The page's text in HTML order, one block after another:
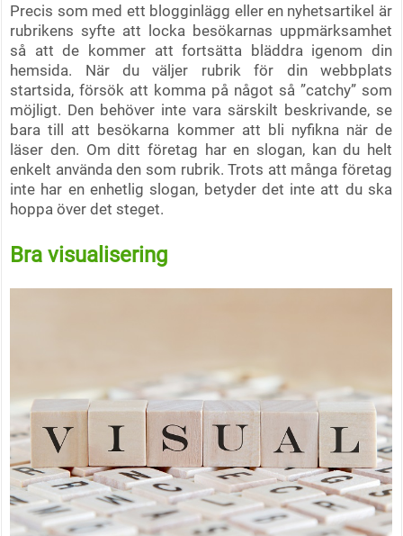
Precis som med ett blogginlägg eller en nyhetsartikel är
rubrikens syfte att locka besökarnas uppmärksamhet
så att de kommer att fortsätta bläddra igenom din
hemsida. När du väljer rubrik för din webbplats
startsida, försök att komma på något så ”catchy” som
möjligt. Den behöver inte vara särskilt beskrivande, se
bara till att besökarna kommer att bli nyfikna när de
läser den. Om ditt företag har en slogan, kan du helt
enkelt använda den som rubrik. Trots att många företag
inte har en enhetlig slogan, betyder det inte att du ska
hoppa över det steget.
Bra visualisering